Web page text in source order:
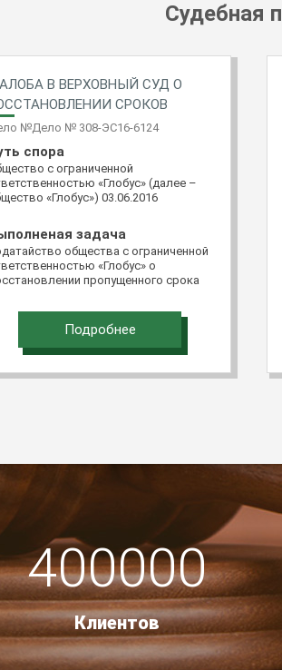
Судебная
В ВЕРХОВНЫЙ СУД О
СРОКОВ
№Дело № 308-ЭС16-6124
спора
с ограниченной
«Глобус» (далее –
«Глобус») 03.06.2016
Федерации через систему
документов в электронном
«Мой арбитр» с кассационной
на постановление
арбитражного
Арбитражного суда
Кавказского округа от
задача
общества с ограниченной
«Глобус» о
пропущенного срока
Подробнее
400000
Клиентов